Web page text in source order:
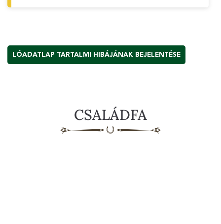
LÓADATLAP TARTALMI HIBÁJÁNAK BEJELENTÉSE
CSALÁDFA